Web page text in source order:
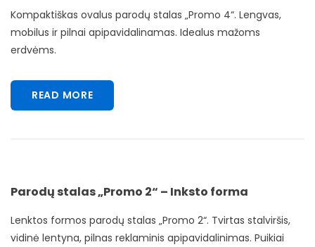
Kompaktiškas ovalus parodų stalas „Promo 4“. Lengvas,
mobilus ir pilnai apipavidalinamas. Idealus mažoms
erdvėms.
READ MORE
Parodų stalas „Promo 2“ – Inksto forma
Lenktos formos parodų stalas „Promo 2“. Tvirtas stalviršis,
vidinė lentyna, pilnas reklaminis apipavidalinimas. Puikiai